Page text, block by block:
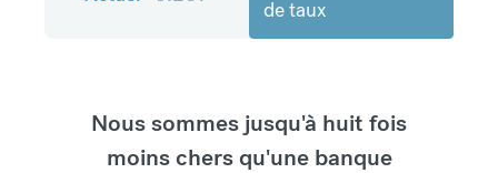
de taux
Nous sommes jusqu'à huit fois
moins chers qu'une banque